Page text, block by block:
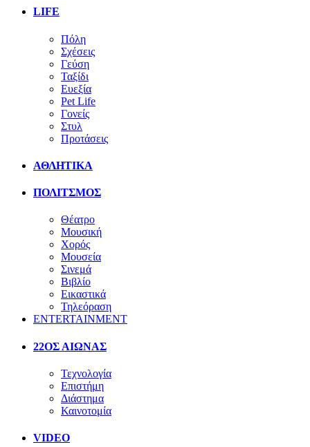
LIFE
Πόλη
Σχέσεις
Γεύση
Ταξίδι
Ευεξία
Pet Life
Γονείς
Στυλ
Προτάσεις
ΑΘΛΗΤΙΚΑ
ΠΟΛΙΤΣΜΟΣ
Θέατρο
Μουσική
Χορός
Μουσεία
Σινεμά
Βιβλίο
Εικαστικά
Τηλεόραση
ENTERTAINMENT
22ΟΣ ΑΙΩΝΑΣ
Τεχνολογία
Επιστήμη
Διάστημα
Καινοτομία
VIDEO